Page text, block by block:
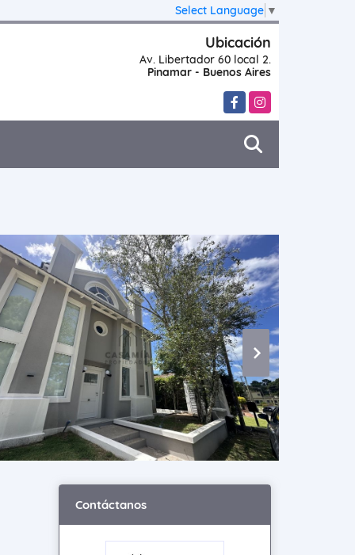
Select Language ▼
Ubicación
Av. Libertador 60 local 2.
Pinamar - Buenos Aires
FacebookInstagram
Contáctanos